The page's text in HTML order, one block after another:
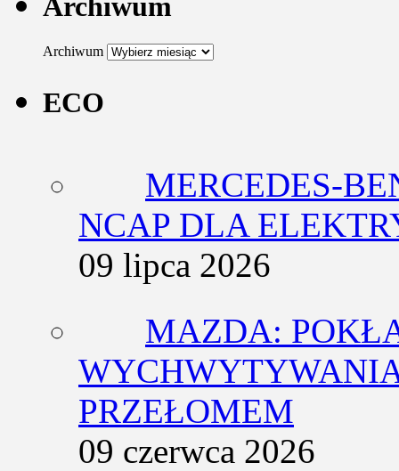
Archiwum
Archiwum
ECO
MERCEDES-
NCAP DLA
09 lipca 2026
MAZDA:
PRZEŁOMEM
09 czerwca 2026